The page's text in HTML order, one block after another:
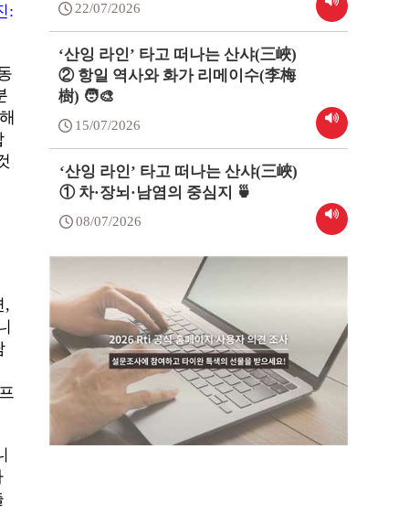
:
,
22/07/2026
‘산잉 라인’ 타고 떠나는 산샤(三峽)
② 항일 역사와 화가 리메이수(李梅
樹) 🧑‍🎨
15/07/2026
‘산잉 라인’ 타고 떠나는 산샤(三峽)
① 차·장뇌·남염의 중심지 🍵
08/07/2026